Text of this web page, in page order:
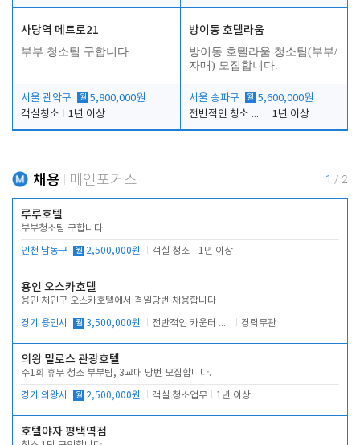
사당역 메트로21
부부 청소팀 구합니다
서울 관악구 월 5,800,000원
객실청소
1년 이상
방이동 호텔라움
방이동 호텔라움 청소팀(부부/
자매) 모집합니다.
서울 송파구 월 5,600,000원
전반적인 청소 업무(객실청소.객실정리)
1년 이상
채용 메인포커스 1 / 2
루루호텔
부부청소팀 구합니다
인천 남동구 월 2,500,000원 객실 청소 1년 이상
용인 오스카호텔
용인 처인구 오스카호텔에서 격일당번 채용합니다
경기 용인시 월 3,500,000원 전반적인 카운터 업무 경력무관
의왕 밀로스 관광호텔
주1회 휴무 청소 부부팀, 3교대 당번 모집합니다.
경기 의왕시 월 2,500,000원 객실 청소업무 1년 이상
호텔야자 평택역점